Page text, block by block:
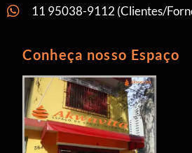
11 95038-9112 (Clientes/
Conheça nosso Espaço